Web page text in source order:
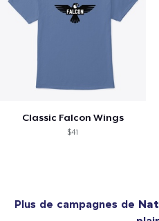
Classic Falcon Wings
$41
Plus de campagnes de